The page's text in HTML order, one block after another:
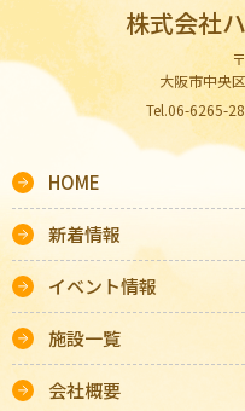
株式会社
大阪市中央
Tel.06-6265-
HOME
新着情報
イベント情報
施設一覧
会社概要